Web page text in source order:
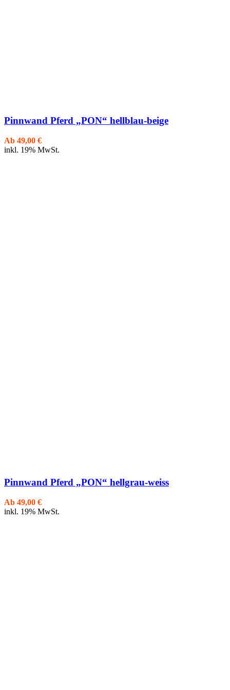
Pinnwand Pferd „PON“ hellblau-beige
Ab 49,00 €
inkl. 19% MwSt.
Pinnwand Pferd „PON“ hellgrau-weiss
Ab 49,00 €
inkl. 19% MwSt.